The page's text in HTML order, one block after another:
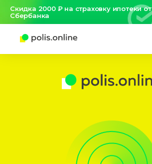
Скидка 2000 ₽ на страховку ипотеки от
Сбербанка